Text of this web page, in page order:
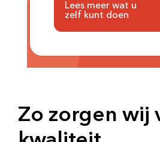
Lees meer wat u
zelf kunt doen
Zo zorgen wij